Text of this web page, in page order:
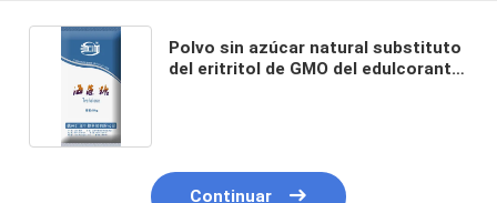
Inicio
Productos
Sobre nosotros
Polvo sin azúcar natural substituto
del eritritol de GMO del edulcorante
Continuar